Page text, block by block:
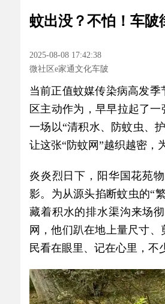
蚊出没？不怕！车陂
2025-08-08 17:42:38
微社区e家通文化车陂
当前正值蚊媒传染病高发
区主动作为，早早拉起了
一场以“清积水、防蚊虫、
让这张“防蚊网”越织越密，
炎炎烈日下，阳华国花苑
影。为从源头掐断蚊虫的“
藏着积水的排水渠沟来场
网，他们趴在地上量尺寸
民看在眼里、记在心里，不